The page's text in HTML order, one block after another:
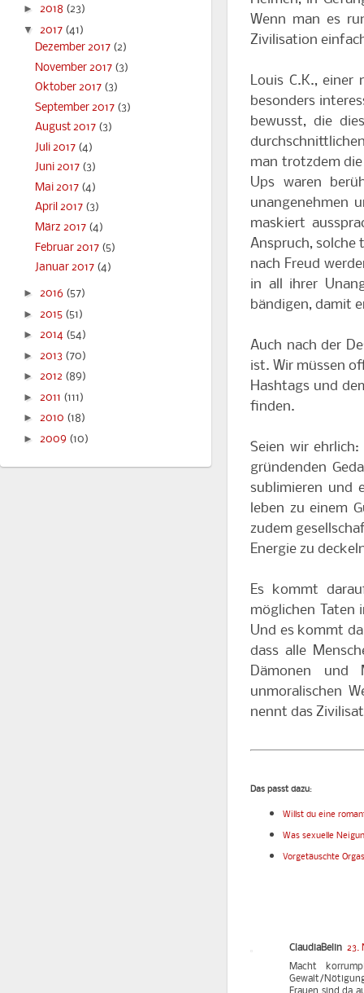
Wenn man es
Zivilisation
Louis C.K., einer
besonders
bewusst, die
man trotzdem
Ups waren
unangenehmen
maskiert
Anspruch, solche
nach Freud
in all ihrer
bändigen, damit
Auch nach der
ist. Wir müssen
Hashtags und
finden.
Seien wir
gründenden
sublimieren und
leben zu einem
zudem
Energie zu
Es kommt
möglichen Taten
Und es kommt
dass alle
Dämonen und
unmoralischen
nennt das
Das passt dazu:
Willst du eine
Was sexuelle
Vorgetäuschte
ClaudiaBelin 23.
Macht
Gewalt/
Frauen sind da
► 2018 (23)
▼ 2017 (41)
Dezember 2017 (2)
November 2017 (3)
Oktober 2017 (3)
September 2017 (3)
August 2017 (3)
Juli 2017 (4)
Juni 2017 (3)
Mai 2017 (4)
April 2017 (3)
März 2017 (4)
Februar 2017 (5)
Januar 2017 (4)
► 2016 (57)
► 2015 (51)
► 2014 (54)
► 2013 (70)
► 2012 (89)
► 2011 (111)
► 2010 (18)
► 2009 (10)